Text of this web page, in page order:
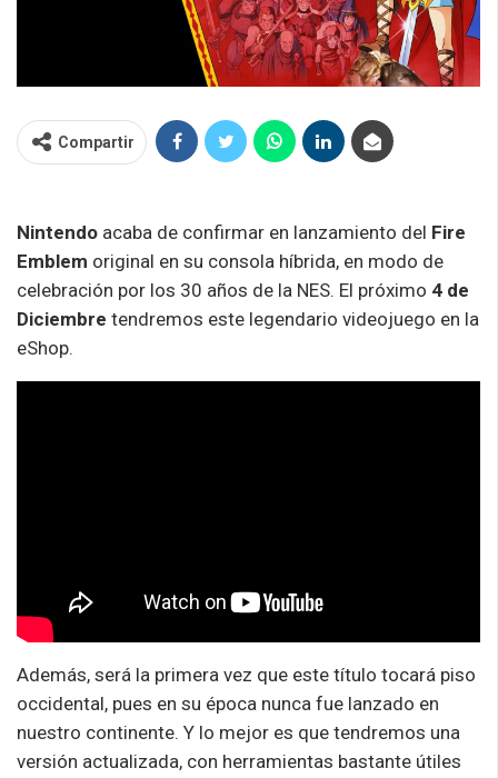
Compartir
Nintendo acaba de confirmar en lanzamiento del Fire
Emblem original en su consola híbrida, en modo de
celebración por los 30 años de la NES. El próximo 4 de
Diciembre tendremos este legendario videojuego en la
eShop.
Además, será la primera vez que este título tocará piso
occidental, pues en su época nunca fue lanzado en
nuestro continente. Y lo mejor es que tendremos una
versión actualizada, con herramientas bastante útiles